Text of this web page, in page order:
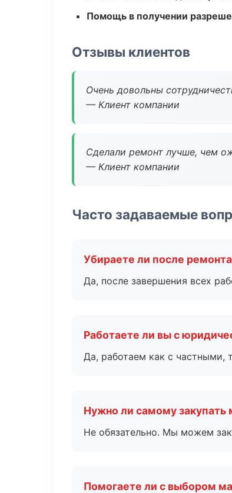
Помощь в получении
Отзывы клиентов
Очень довольны
— Клиент компании
Сделали ремонт лучше, чем
— Клиент компании
Часто задаваемые
Убираете ли после
Да, после завершения всех
Работаете ли вы с
Да, работаем как с частными,
Нужно ли самому закупать
Не обязательно. Мы можем
Помогаете ли с выбором